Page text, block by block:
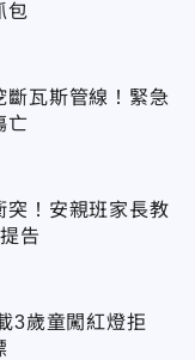
包
斷瓦斯管線！緊急
亡
突！安親班家長教
告
3歲童闖紅燈拒